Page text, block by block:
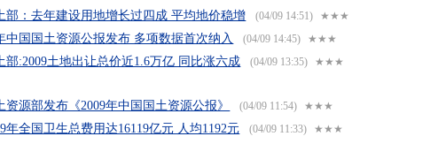
部：去年建设用地增长过四成 平均地价稳增 (04/09 14:51) ★★★
中国国土资源公报发布 多项数据首次纳入 (04/09 14:45) ★★★
部:2009土地出让总价近1.6万亿 同比涨六成 (04/09 13:35) ★★★
资源部发布《2009年中国国土资源公报》 (04/09 11:54) ★★★
年全国卫生总费用达16119亿元 人均1192元 (04/09 11:33) ★★★